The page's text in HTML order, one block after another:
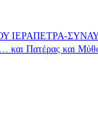
ΙΕΡΑΠΕΤΡΑ-
και Πατέρας και